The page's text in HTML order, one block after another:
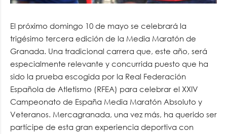
El próximo domingo 10 de mayo se celebrará la
trigésimo tercera edición de la Media Maratón de
Granada. Una tradicional carrera que, este año, será
especialmente relevante y concurrida puesto que ha
sido la prueba escogida por la Real Federación
Española de Atletismo (RFEA) para celebrar el XXIV
Campeonato de España Media Maratón Absoluto y
Veteranos. Mercagranada, una vez más, ha querido ser
partícipe de esta gran experiencia deportiva con